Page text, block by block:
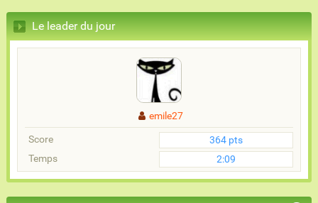
Le leader du jour
emile27
Score
364 pts
Temps
2:09